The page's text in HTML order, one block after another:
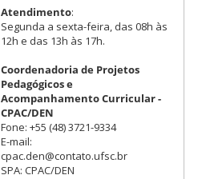
Atendimento:
Segunda a sexta-feira, das 08h às
12h e das 13h às 17h.
Coordenadoria de Projetos
Pedagógicos e
Acompanhamento Curricular -
CPAC/DEN
Fone: +55 (48) 3721-9334
E-mail:
cpac.den@contato.ufsc.br
SPA: CPAC/DEN